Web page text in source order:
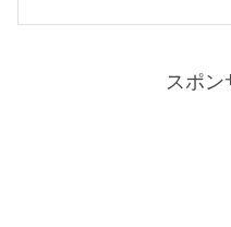
スポン